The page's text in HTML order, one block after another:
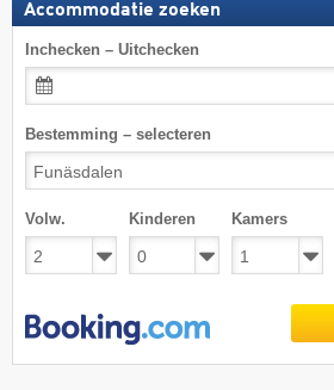
Accommodatie zoeken
Inchecken – Uitchecken
Bestemming – selecteren
Volw. Kinderen Kamers